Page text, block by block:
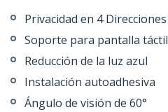
Privacidad en 4 Direcciones
Soporte para pantalla táctil
Reducción de la luz azul
Instalación autoadhesiva
Ángulo de visión de 60°